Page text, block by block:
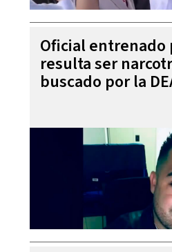
Oficial entrenado
resulta ser
buscado por la